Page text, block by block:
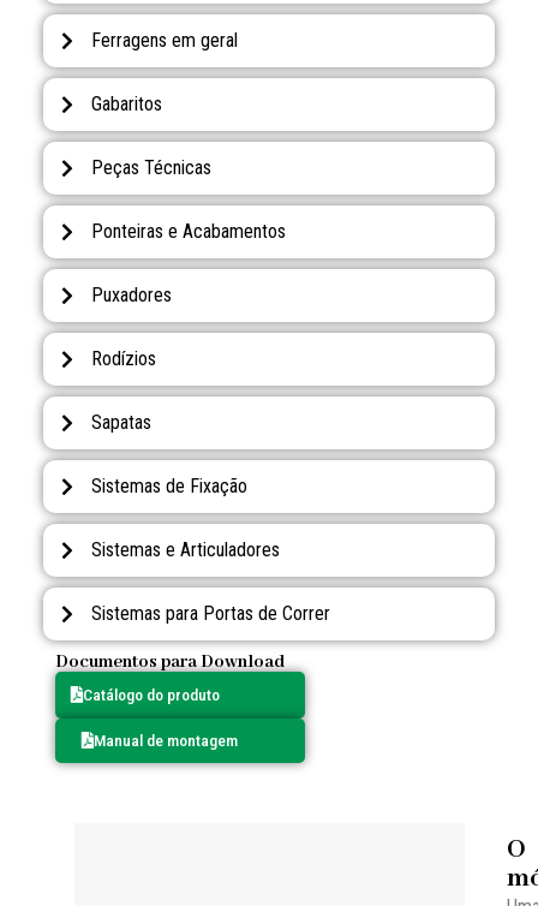
Ferragens em geral
Gabaritos
Peças Técnicas
Ponteiras e Acabamentos
Puxadores
Rodízios
Sapatas
Sistemas de Fixação
Sistemas e Articuladores
Sistemas para Portas de Correr
Documentos para Download
Catálogo do produto
Manual de montagem